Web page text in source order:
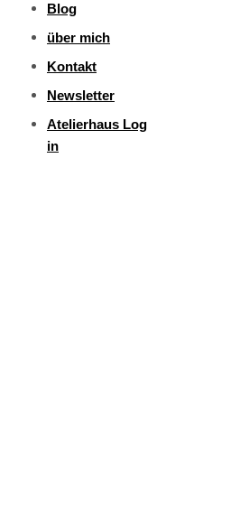
Blog
über mich
Kontakt
Newsletter
Atelierhaus Log
in